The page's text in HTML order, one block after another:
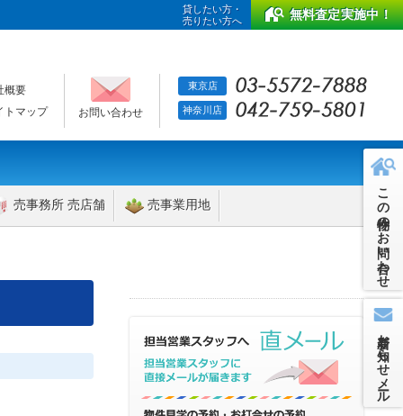
貸したい方・
売りたい方へ
無料査定実施中！
概要
トマップ
お問い合わせ
東京店
神奈川店
売事務所 売店舗 売事業用地 この物件のお問い合わせ
新着お知らせメール